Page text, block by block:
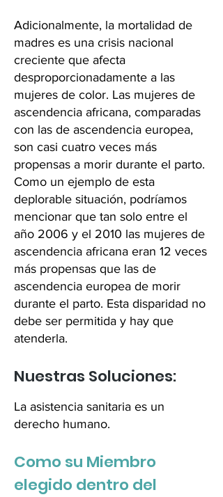
Adicionalmente, la mortalidad de
madres es una crisis nacional
creciente que afecta
desproporcionadamente a las
mujeres de color. Las mujeres de
ascendencia africana, comparadas
con las de ascendencia europea,
son casi cuatro veces más
propensas a morir durante el parto.
Como un ejemplo de esta
deplorable situación, podríamos
mencionar que tan solo entre el
año 2006 y el 2010 las mujeres de
ascendencia africana eran 12 veces
más propensas que las de
ascendencia europea de morir
durante el parto. Esta disparidad no
debe ser permitida y hay que
atenderla.
Nuestras Soluciones:
La asistencia sanitaria es un
derecho humano.
Como su Miembro
elegido dentro del